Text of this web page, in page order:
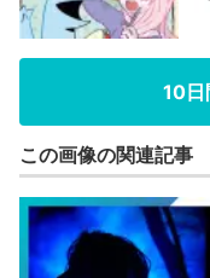
10日
この画像の関連記事